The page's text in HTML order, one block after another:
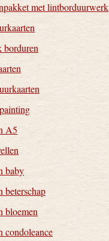
met lintborduurwerk
borduren
A5
baby
beterschap
bloemen
condoleance